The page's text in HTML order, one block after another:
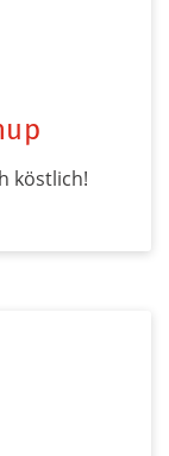
köstlich!